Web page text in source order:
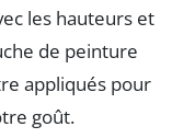
les hauteurs et
de peinture
appliqués pour
goût.